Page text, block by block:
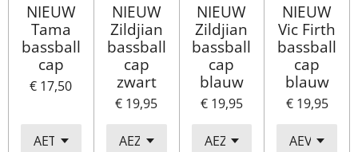
NIEUW
Tama
bassball
cap
€ 17,50
NIEUW
Zildjian
bassball
cap
zwart
€ 19,95
NIEUW
Zildjian
bassball
cap
blauw
€ 19,95
NIEUW
Vic Firth
bassball
cap
blauw
€ 19,95